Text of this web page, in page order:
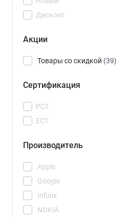
Дисконт
Акции
Товары со скидкой (39)
Сертификация
РСТ
ЕСТ
Производитель
Apple
Google
Infinix
NOKIA